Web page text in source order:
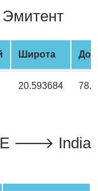
Широта
20.593684
🡒 India